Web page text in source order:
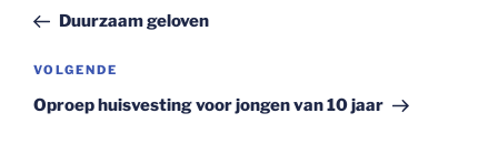
berichtDuurzaam geloven
Volgend
bericht
VOLGENDE
Oproep huisvesting voor jongen van 10 jaar